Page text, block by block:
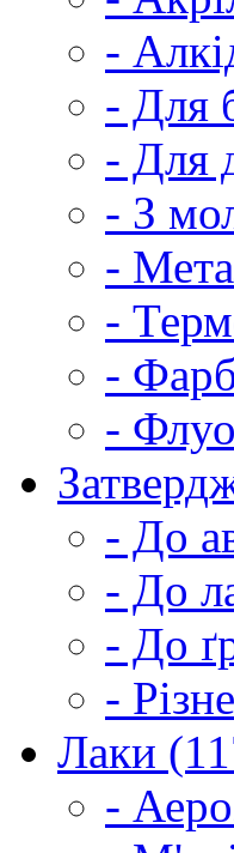
-
- Для
- Для
- З
-
-
-
-
- До
- До
- До
-
Лаки
-